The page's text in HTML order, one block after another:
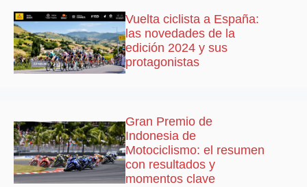
Vuelta ciclista a España:
las novedades de la
edición 2024 y sus
protagonistas
Gran Premio de
Indonesia de
Motociclismo: el resumen
con resultados y
momentos clave